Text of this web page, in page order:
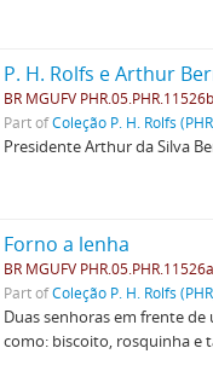
P. H. Rolfs e Arthur
BR MGUFV PHR.05.PHR.11526b
Part ofColeção P. H. Rolfs
Presidente Arthur da Silva
Forno a lenha
BR MGUFV PHR.05.PHR.11526a
Part ofColeção P. H. Rolfs
Duas senhoras em frente
como: biscoito, rosquinha e